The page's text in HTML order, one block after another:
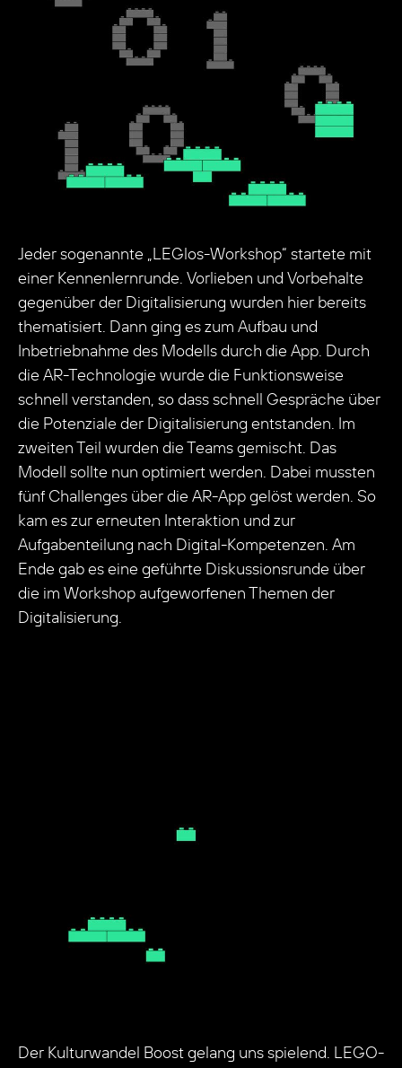
Jeder sogenannte „LEGlos-Workshop“ startete mit
einer Kennenlernrunde. Vorlieben und Vorbehalte
gegenüber der Digitalisierung wurden hier bereits
thematisiert. Dann ging es zum Aufbau und
Inbetriebnahme des Modells durch die App. Durch
die AR-Technologie wurde die Funktionsweise
schnell verstanden, so dass schnell Gespräche über
die Potenziale der Digitalisierung entstanden. Im
zweiten Teil wurden die Teams gemischt. Das
Modell sollte nun optimiert werden. Dabei mussten
fünf Challenges über die AR-App gelöst werden. So
kam es zur erneuten Interaktion und zur
Aufgabenteilung nach Digital-Kompetenzen. Am
Ende gab es eine geführte Diskussionsrunde über
die im Workshop aufgeworfenen Themen der
Digitalisierung.
Der Kulturwandel Boost gelang uns spielend. LEGO-